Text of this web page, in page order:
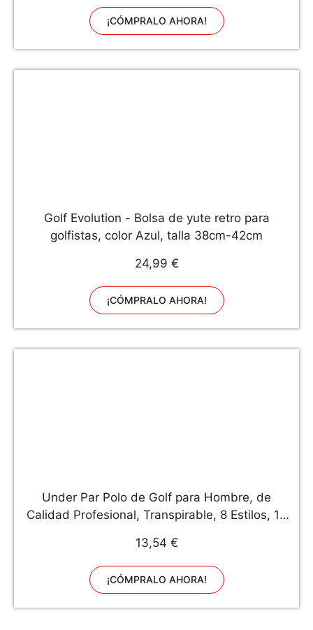
lesiones deportivas
¡CÓMPRALO AHORA!
Golf Evolution - Bolsa de yute retro para
golfistas, color Azul, talla 38cm-42cm
24,99 €
¡CÓMPRALO AHORA!
Under Par Polo de Golf para Hombre, de
Calidad Profesional, Transpirable, 8 Estilos, 18
UPTS1874_WH/BL_L, Estilo 1874 -
Blanco/Negro, L
13,54 €
¡CÓMPRALO AHORA!